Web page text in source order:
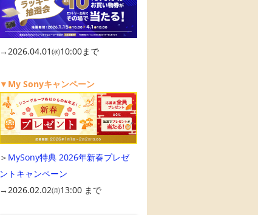
→2026.04.01㈬10:00まで
▼My Sonyキャンペーン
＞ MySony特典 2026年新春プレゼ
ントキャンペーン
→2026.02.02㈪13:00 まで